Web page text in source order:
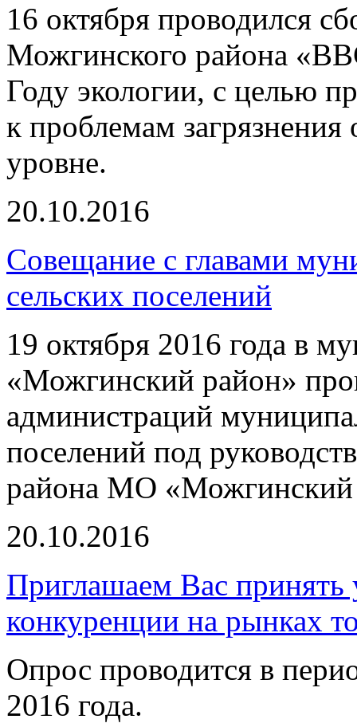
16 октября проводился
Можгинского района
Году экологии, с целью
к проблемам
уровне.
20.10.2016
Совещание с главами
сельских поселений
19 октября 2016 года в
«Можгинский район»
администраций
поселений под
района МО «Можгинский
20.10.2016
Приглашаем Вас принять
конкуренции на рынках
Опрос проводится в
2016 года.